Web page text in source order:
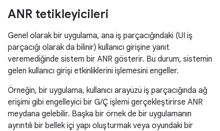
ANR tetikleyicileri
Genel olarak bir uygulama, ana iş parçacığındaki (UI iş
parçacığı olarak da bilinir) kullanıcı girişine yanıt
veremediğinde sistem bir ANR gösterir. Bu durum, sistemin
gelen kullanıcı girişi etkinliklerini işlemesini engeller.
Örneğin, bir uygulama, kullanıcı arayüzü iş parçacığında ağ
erişimi gibi engelleyici bir G/Ç işlemi gerçekleştirirse ANR
meydana gelebilir. Başka bir örnek de bir uygulamanın
ayrıntılı bir bellek içi yapı oluşturmak veya oyundaki bir